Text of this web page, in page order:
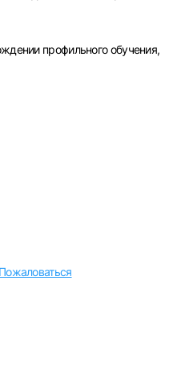
профильного обучения,
Пожаловаться